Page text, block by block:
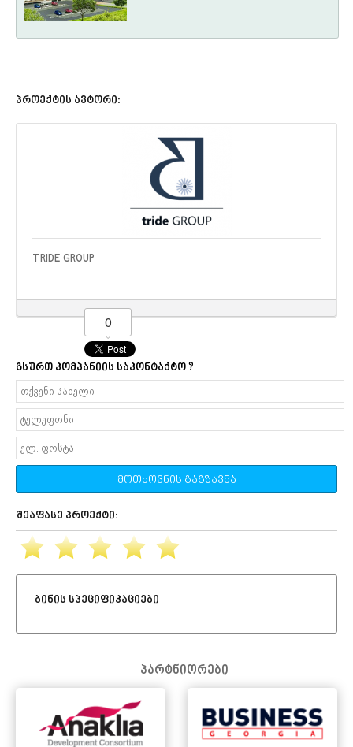
პროექტის ავტორი:
TRIDE GROUP
0
გსურთ კომპანიის საკონტაქტო ?
მოთხოვნის გაგზავნა
შეაფასე პროექტი:
ბინის სპეციფიკაციები
პარტნიორები